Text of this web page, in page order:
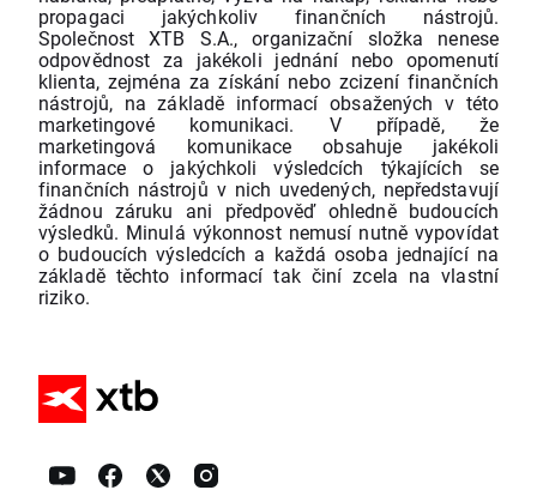
propagaci jakýchkoliv finančních nástrojů.
Společnost XTB S.A., organizační složka nenese
odpovědnost za jakékoli jednání nebo opomenutí
klienta, zejména za získání nebo zcizení finančních
nástrojů, na základě informací obsažených v této
marketingové komunikaci. V případě, že
marketingová komunikace obsahuje jakékoli
informace o jakýchkoli výsledcích týkajících se
finančních nástrojů v nich uvedených, nepředstavují
žádnou záruku ani předpověď ohledně budoucích
výsledků. Minulá výkonnost nemusí nutně vypovídat
o budoucích výsledcích a každá osoba jednající na
základě těchto informací tak činí zcela na vlastní
riziko.